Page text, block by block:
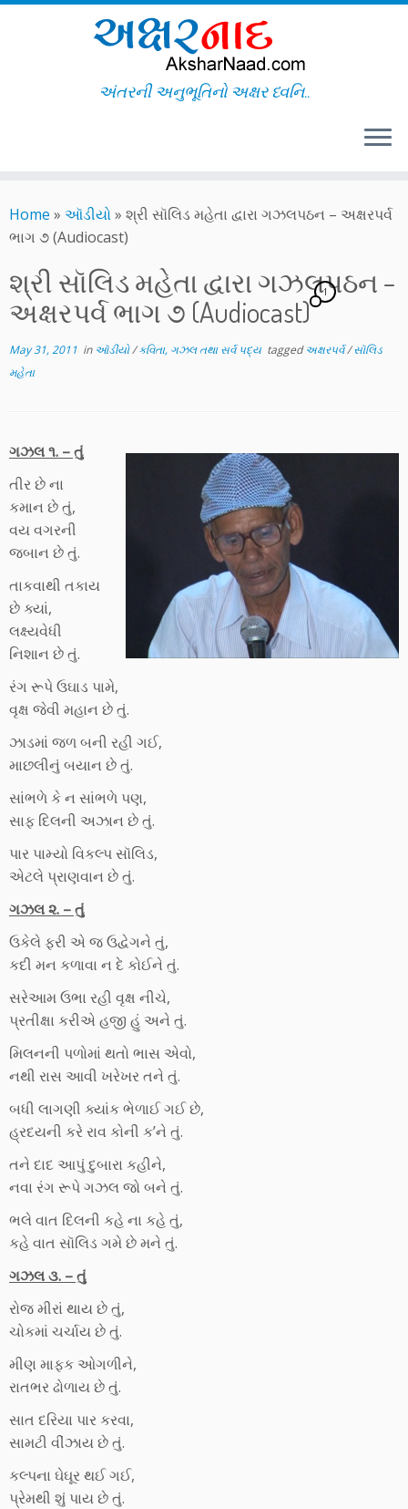
to
content
અંતરની અનુભૂતિનો અક્ષર ધ્વનિ..
Home » ઑડીયો» શ્રી સૉલિડ મહેતા દ્વારા ગઝલપઠન – અક્ષરપર્વ
ભાગ ૭ (Audiocast)
શ્રી સૉલિડ મહેતા દ્વારા ગઝલપઠન –
અક્ષરપર્વ ભાગ ૭ (Audiocast)
1
May 31, 2011 in ઑડીયો/કવિતા, ગઝલ તથા સર્વ પદ્ય taggedઅક્ષરપર્વ/સૉલિડ
મહેતા
ગઝલ ૧. – તું
તીર છે ના
કમાન છે તું,
વય વગરની
જબાન છે તું.
તાકવાથી તકાય
છે ક્યાં,
લક્ષ્યવેધી
નિશાન છે તું.
રંગ રૂપે ઉઘાડ પામે,
વૃક્ષ જેવી મહાન છે તું.
ઝાડમાં જળ બની રહી ગઈ,
માછલીનું બયાન છે તું.
સાંભળે કે ન સાંભળે પણ,
સાફ દિલની અઝાન છે તું.
પાર પામ્યો વિકલ્પ સૉલિડ,
એટલે પ્રાણવાન છે તું.
ગઝલ ૨. – તું
ઉકેલે ફરી એ જ ઉદ્વેગને તું,
કદી મન કળાવા ન દે કોઈને તું.
સરેઆમ ઉભા રહી વૃક્ષ નીચે,
પ્રતીક્ષા કરીએ હજી હું અને તું.
મિલનની પળોમાં થતો ભાસ એવો,
નથી રાસ આવી ખરેખર તને તું.
બધી લાગણી ક્યાંક ભેળાઈ ગઈ છે,
હ્રદયની કરે રાવ કોની ક’ને તું.
તને દાદ આપું દુબારા કહીને,
નવા રંગ રૂપે ગઝલ જો બને તું.
ભલે વાત દિલની કહે ના કહે તું,
કહે વાત સૉલિડ ગમે છે મને તું.
ગઝલ ૩. – તું
રોજ મીરાં થાય છે તું,
ચોકમાં ચર્ચાય છે તું.
મીણ માફક ઓગળીને,
રાતભર ઢોળાય છે તું.
સાત દરિયા પાર કરવા,
સામટી વીંઝાય છે તું.
કલ્પના ઘેઘૂર થઈ ગઈ,
પ્રેમથી શું પાય છે તું.